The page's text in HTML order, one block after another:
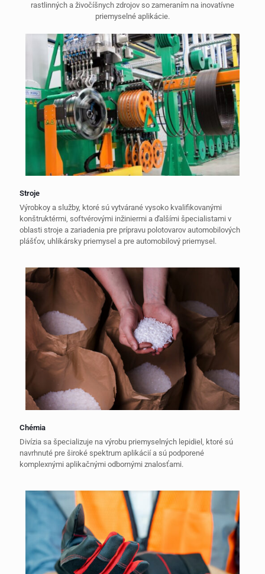
rastlinných a živočíšnych zdrojov so zameraním na inovatívne
priemyselné aplikácie.
Stroje
Výrobkoy a služby, ktoré sú vytvárané vysoko kvalifikovanými
konštruktérmi, softvérovými inžiniermi a ďalšími špecialistami v
oblasti stroje a zariadenia pre prípravu polotovarov automobilových
plášťov, uhlikársky priemysel a pre automobilový priemysel.
Chémia
Divízia sa špecializuje na výrobu priemyselných lepidiel, ktoré sú
navrhnuté pre široké spektrum aplikácií a sú podporené
komplexnými aplikačnými odbornými znalosťami.